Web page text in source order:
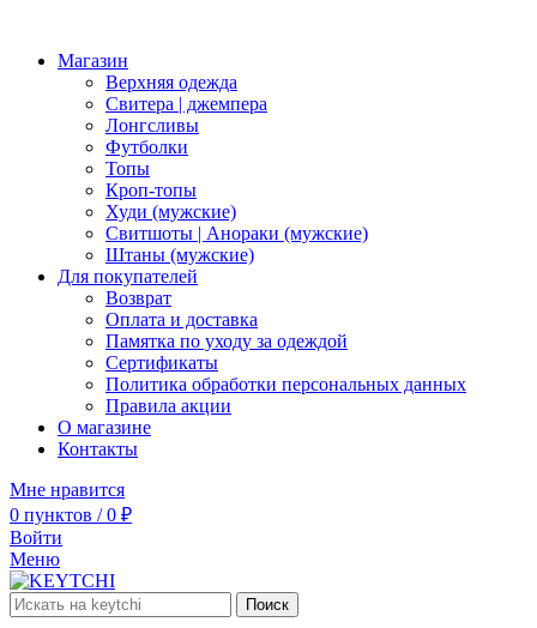
Магазин
Верхняя одежда
Свитера | джемпера
Лонгсливы
Футболки
Топы
Кроп-топы
Худи (мужские)
Свитшоты | Анораки (мужские)
Штаны (мужские)
Для покупателей
Возврат
Оплата и доставка
Памятка по уходу за одеждой
Сертификаты
Политика обработки персональных данных
Правила акции
О магазине
Контакты
Мне нравится
0 пунктов / 0 ₽
Войти
Меню
Поиск